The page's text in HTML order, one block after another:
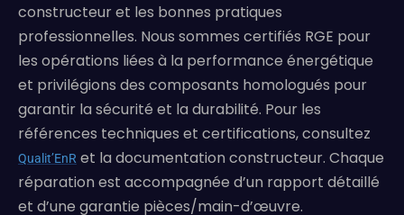
constructeur et les bonnes pratiques
professionnelles. Nous sommes certifiés RGE pour
les opérations liées à la performance énergétique
et privilégions des composants homologués pour
garantir la sécurité et la durabilité. Pour les
références techniques et certifications, consultez
Qualit’EnR et la documentation constructeur. Chaque
réparation est accompagnée d’un rapport détaillé
et d’une garantie pièces/main-d’œuvre.